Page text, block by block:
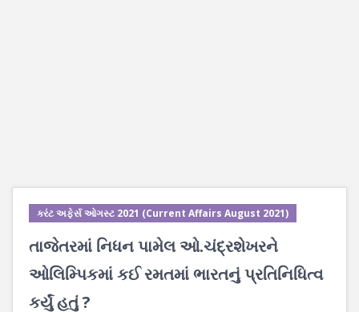
કરંટ અફેર્સ ઓગસ્ટ 2021 (Current Affairs August 2021)
તાજેતરમાં નિધન પામેલ ઓ.ચંદ્રશેખરને
ઓલિમ્પિકમાં કઈ રમતમાં ભારતનું પ્રતિનિધિત્વ
કર્યું હતું ?